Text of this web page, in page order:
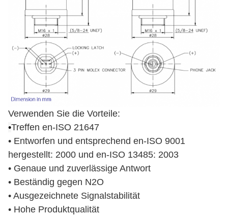
Verwenden Sie die Vorteile:
•Treffen en-ISO 21647
• Entworfen und entsprechend en-ISO 9001
hergestellt: 2000 und en-ISO 13485: 2003
• Genaue und zuverlässige Antwort
• Beständig gegen N2O
• Ausgezeichnete Signalstabilität
• Hohe Produktqualität